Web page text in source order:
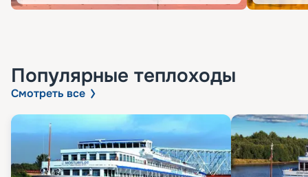
Популярные теплоходы
Смотреть все